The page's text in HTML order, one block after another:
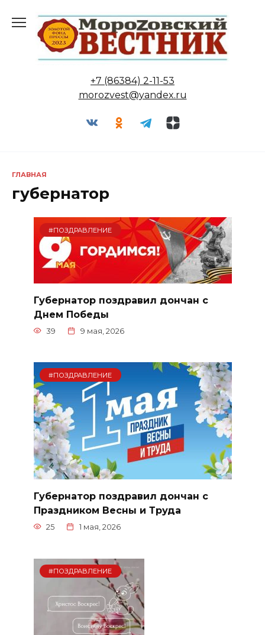
содержанию
+7 (86384) 2-11-53
morozvest@yandex.ru
ГЛАВНАЯ
губернатор
#ПОЗДРАВЛЕНИЕ
Губернатор поздравил дончан с
Днем Победы
39 9 мая, 2026
#ПОЗДРАВЛЕНИЕ
Губернатор поздравил дончан с
Праздником Весны и Труда
25 1 мая, 2026
#ПОЗДРАВЛЕНИЕ